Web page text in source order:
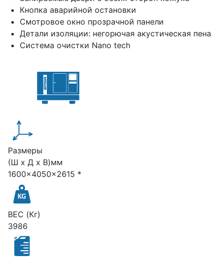
Кнопка аварийной остановки
Смотровое окно прозрачной панели
Детали изоляции: негорючая акустическая пена
Система очистки Nano tech
Размеры
(Ш х Д х В)мм
1600x4050x2615 *
ВЕС (Кг)
3986